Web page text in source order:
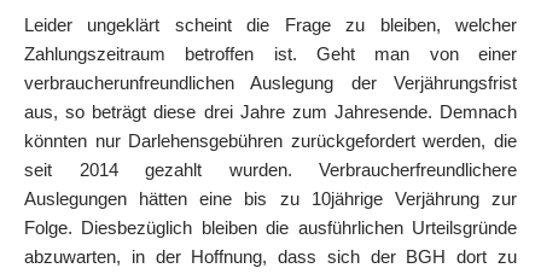
Leider ungeklärt scheint die Frage zu bleiben, welcher
Zahlungszeitraum betroffen ist. Geht man von einer
verbraucherunfreundlichen Auslegung der Verjährungsfrist
aus, so beträgt diese drei Jahre zum Jahresende. Demnach
könnten nur Darlehensgebühren zurückgefordert werden, die
seit 2014 gezahlt wurden. Verbraucherfreundlichere
Auslegungen hätten eine bis zu 10jährige Verjährung zur
Folge. Diesbezüglich bleiben die ausführlichen Urteilsgründe
abzuwarten, in der Hoffnung, dass sich der BGH dort zu